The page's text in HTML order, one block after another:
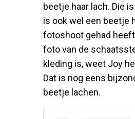
beetje haar lach. Die
is ook wel een beetje
fotoshoot gehad heeft
foto van de
kleding is, weet Joy
Dat is nog eens
beetje lachen.